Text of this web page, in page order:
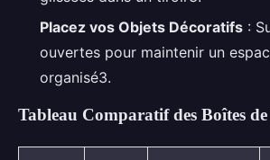
Placez vos Objets Décoratifs :
ouvertes pour maintenir un
organisé3.
Tableau Comparatif des Boîtes